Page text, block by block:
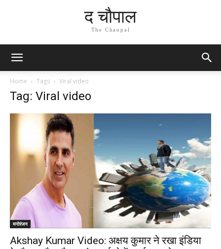
द चौपाल
The Chaupal
Home Tags Viral video
Tag: Viral video
मनोरंजन
Akshay Kumar Video: अक्षय कुमार ने रखा इंडिया